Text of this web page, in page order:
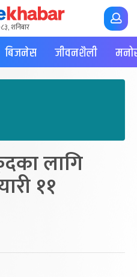
शनिबार
बिजनेस जीवनशैली
लागि
११